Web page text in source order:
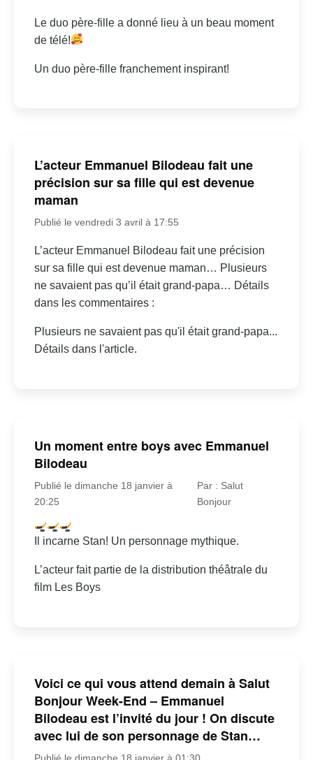
Le duo père-fille a donné lieu à un beau moment
de télé!
Un duo père-fille franchement inspirant!
L’acteur Emmanuel Bilodeau fait une
précision sur sa fille qui est devenue
maman
Publié le vendredi 3 avril à 17:55
L’acteur Emmanuel Bilodeau fait une précision
sur sa fille qui est devenue maman… Plusieurs
ne savaient pas qu’il était grand-papa… Détails
dans les commentaires :
Plusieurs ne savaient pas qu'il était grand-papa...
Détails dans l'article.
Un moment entre boys avec Emmanuel
Bilodeau
Publié le dimanche 18 janvier à
20:25
Par : Salut
Bonjour
Il incarne Stan! Un personnage mythique.
L’acteur fait partie de la distribution théâtrale du
film Les Boys
Voici ce qui vous attend demain à Salut
Bonjour Week-End – Emmanuel
Bilodeau est l’invité du jour ! On discute
avec lui de son personnage de Stan…